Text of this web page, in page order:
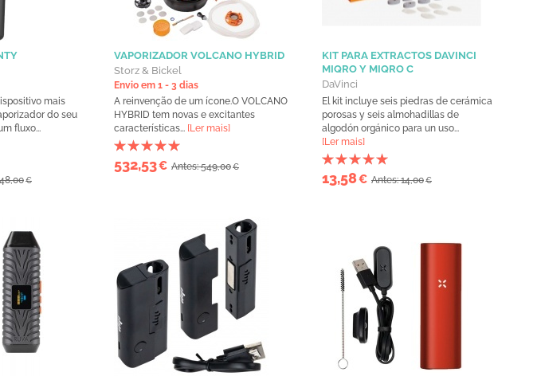
mais
do seu
fluxo...
€
VAPORIZADOR VOLCANO HYBRID
Storz & Bickel
Envio em 1 - 3 dias
A reinvenção de um ícone.O VOLCANO
HYBRID tem novas e excitantes
características... [Ler mais]
532,53€ Antes: 549,00€
KIT PARA EXTRACTOS DAVINCI
MIQRO Y MIQRO C
DaVinci
El kit incluye seis piedras de cerámica
porosas y seis almohadillas de
algodón orgánico para un uso...
[Ler mais]
13,58€ Antes: 14,00€